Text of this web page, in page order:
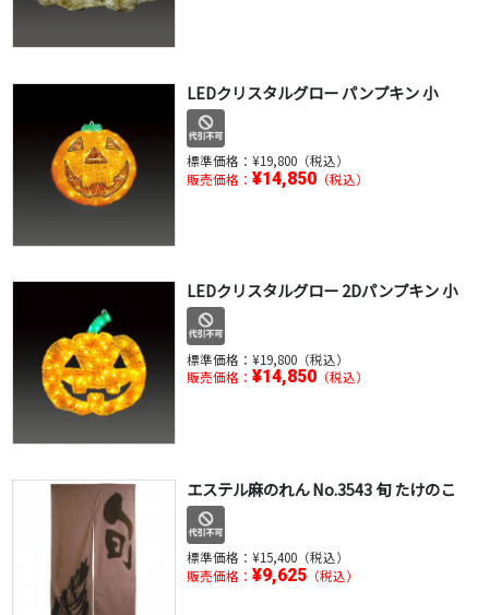
LEDクリスタルグロー パンプキン 小
標準価格： ¥19,800（税込）
販売価格： ¥14,850（税込）
LEDクリスタルグロー 2Dパンプキン 小
標準価格： ¥19,800（税込）
販売価格： ¥14,850（税込）
エステル麻のれん No.3543 旬 たけのこ
標準価格： ¥15,400（税込）
販売価格： ¥9,625（税込）